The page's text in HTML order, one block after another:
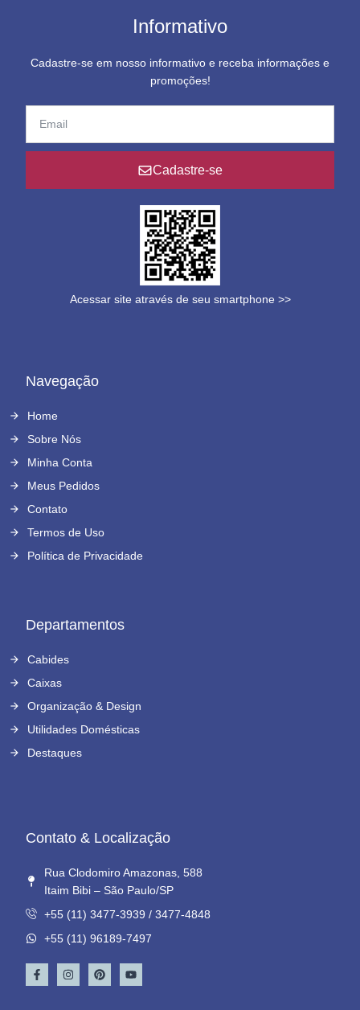
Informativo
Cadastre-se em nosso informativo e receba informações e
promoções!
Cadastre-se
Acessar site através de seu smartphone >>
Navegação
Home
Sobre Nós
Minha Conta
Meus Pedidos
Contato
Termos de Uso
Política de Privacidade
Departamentos
Cabides
Caixas
Organização & Design
Utilidades Domésticas
Destaques
Contato & Localização
Rua Clodomiro Amazonas, 588
Itaim Bibi – São Paulo/SP
+55 (11) 3477-3939 / 3477-4848
+55 (11) 96189-7497